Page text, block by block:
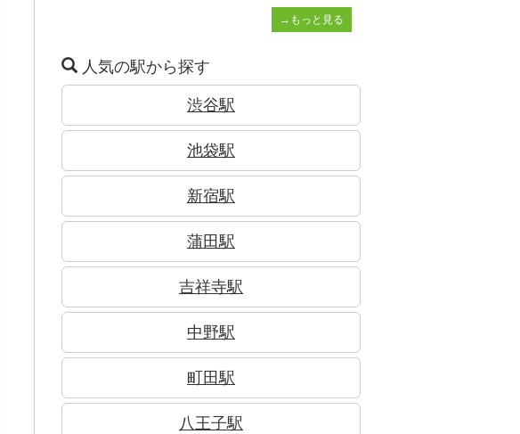
→もっと見る
人気の駅から探す
渋谷駅
池袋駅
新宿駅
蒲田駅
吉祥寺駅
中野駅
町田駅
八王子駅